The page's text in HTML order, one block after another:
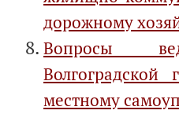
дорожному
Вопросы
местному